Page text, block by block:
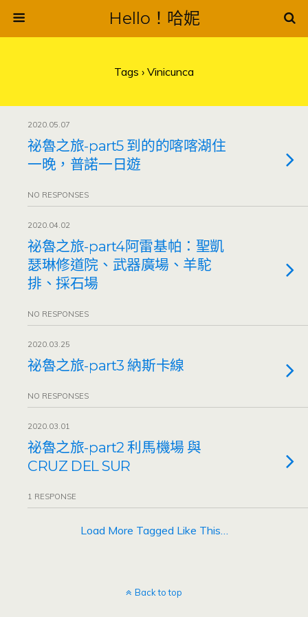
Hello！哈妮
Tags › Vinicunca
2020.05.07
祕魯之旅-part5 到的的喀喀湖住
一晚，普諾一日遊
NO RESPONSES
2020.04.02
祕魯之旅-part4阿雷基帕：聖凱
瑟琳修道院、武器廣場、羊駝
排、採石場
NO RESPONSES
2020.03.25
祕魯之旅-part3 納斯卡線
NO RESPONSES
2020.03.01
祕魯之旅-part2 利馬機場 與
CRUZ DEL SUR
1 RESPONSE
Load More Tagged Like This…
Back to top